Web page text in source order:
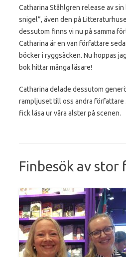
Catharina Ståhlgren release av sin
snigel”, även den på
dessutom finns vi nu på samma
Catharina är en van författare
böcker i ryggsäcken. Nu hoppas
bok hittar många läsare!
Catharina delade dessutom
rampljuset till oss andra författare
fick läsa ur våra alster på scenen.
Finbesök av